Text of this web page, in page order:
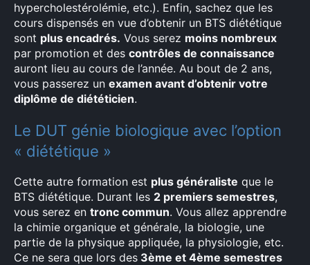
hypercholestérolémie, etc.). Enfin, sachez que les
cours dispensés en vue d’obtenir un BTS diététique
sont plus encadrés. Vous serez moins nombreux
par promotion et des contrôles de connaissance
auront lieu au cours de l’année. Au bout de 2 ans,
vous passerez un examen avant d’obtenir votre
diplôme de diététicien.
Le DUT génie biologique avec l’option
« diététique »
Cette autre formation est plus généraliste que le
BTS diététique. Durant les 2 premiers semestres,
vous serez en tronc commun. Vous allez apprendre
la chimie organique et générale, la biologie, une
partie de la physique appliquée, la physiologie, etc.
Ce ne sera que lors des 3ème et 4ème semestres